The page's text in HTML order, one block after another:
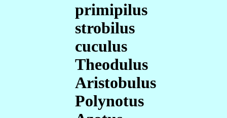
primipilus
strobilus
cuculus
Theodulus
Aristobulus
Polynotus